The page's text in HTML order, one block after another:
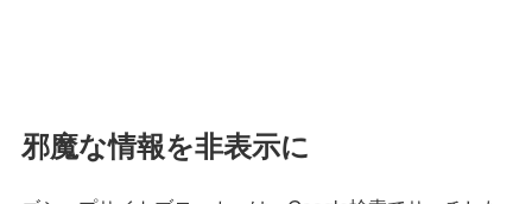
邪魔な情報を非表示に